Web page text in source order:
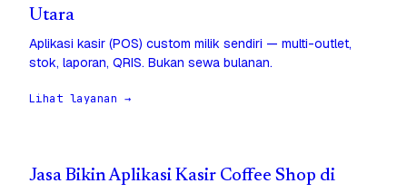
Utara
Aplikasi kasir (POS) custom milik sendiri — multi-outlet,
stok, laporan, QRIS. Bukan sewa bulanan.
Lihat layanan →
Jasa Bikin Aplikasi Kasir Coffee Shop di